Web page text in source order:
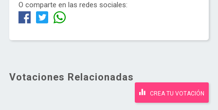
O comparte en las redes sociales:
Votaciones Relacionadas
CREA TU VOTACIÓN